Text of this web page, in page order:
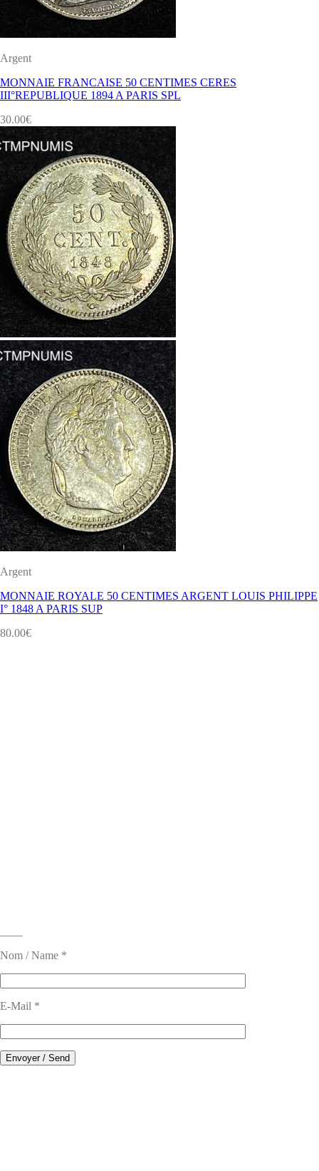
Argent
MONNAIE FRANCAISE 50 CENTIMES CERES
III°REPUBLIQUE 1894 A PARIS SPL
30.00€
Argent
MONNAIE ROYALE 50 CENTIMES ARGENT LOUIS PHILIPPE
I° 1848 A PARIS SUP
80.00€
Nom / Name *
E-Mail *